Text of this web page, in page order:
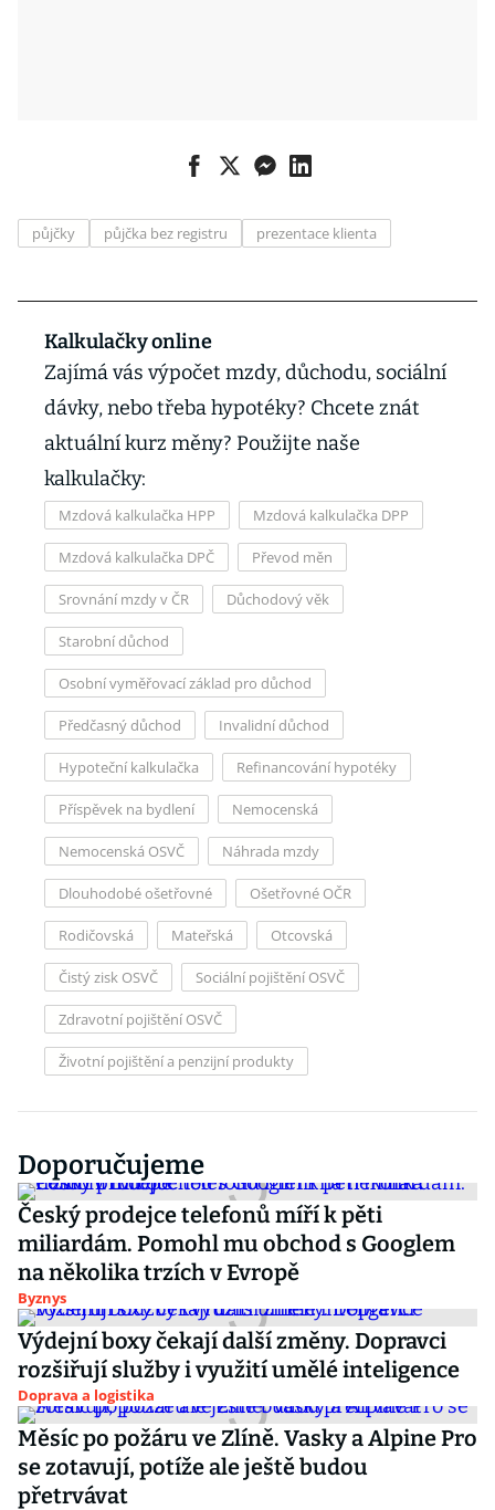
půjčky půjčka bez registru prezentace klienta
Kalkulačky online
Zajímá vás výpočet mzdy, důchodu, sociální
dávky, nebo třeba hypotéky? Chcete znát
aktuální kurz měny? Použijte naše
kalkulačky:
Mzdová kalkulačka HPP Mzdová kalkulačka DPP
Mzdová kalkulačka DPČ Převod měn
Srovnání mzdy v ČR Důchodový věk
Starobní důchod
Osobní vyměřovací základ pro důchod
Předčasný důchod Invalidní důchod
Hypoteční kalkulačka Refinancování hypotéky
Příspěvek na bydlení Nemocenská
Nemocenská OSVČ Náhrada mzdy
Dlouhodobé ošetřovné Ošetřovné OČR
Rodičovská Mateřská Otcovská
Čistý zisk OSVČ Sociální pojištění OSVČ
Zdravotní pojištění OSVČ
Životní pojištění a penzijní produkty
Doporučujeme
Český prodejce telefonů míří k pěti
miliardám. Pomohl mu obchod s Googlem
na několika trzích v Evropě
Byznys
Výdejní boxy čekají další změny. Dopravci
rozšiřují služby i využití umělé inteligence
Doprava a logistika
Měsíc po požáru ve Zlíně. Vasky a Alpine Pro
se zotavují, potíže ale ještě budou
přetrvávat